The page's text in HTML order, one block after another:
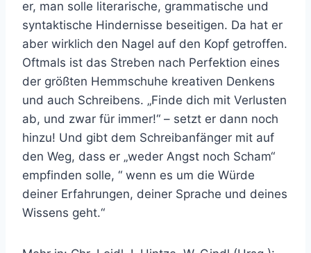
er, man solle literarische, grammatische und
syntaktische Hindernisse beseitigen. Da hat er
aber wirklich den Nagel auf den Kopf getroffen.
Oftmals ist das Streben nach Perfektion eines
der größten Hemmschuhe kreativen Denkens
und auch Schreibens. „Finde dich mit Verlusten
ab, und zwar für immer!“ – setzt er dann noch
hinzu! Und gibt dem Schreibanfänger mit auf
den Weg, dass er „weder Angst noch Scham“
empfinden solle, “ wenn es um die Würde
deiner Erfahrungen, deiner Sprache und deines
Wissens geht.“